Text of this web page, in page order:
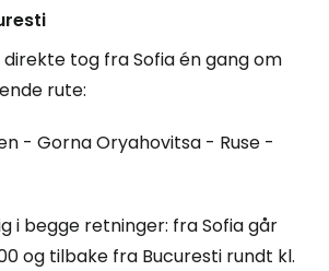
tog fra Sofia én gang om
rute:
- Gorna Oryahovitsa - Ruse -
i begge retninger: fra Sofia går
og tilbake fra Bucuresti rundt kl.